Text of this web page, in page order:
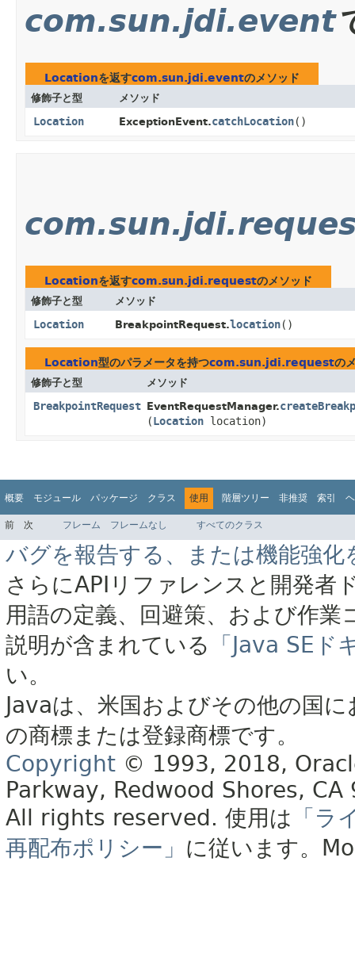
com.sun.jdi.event
Locationを返すcom.sun.jdi.eventのメソッド
修飾子と型 メソッド
Location ExceptionEvent.catchLocation()
Locationを返すcom.sun.jdi.requestのメソッド
修飾子と型 メソッド
Location BreakpointRequest.location()
Location型のパラメータを持つcom.sun.jdi.requestの
修飾子と型 メソッド
BreakpointRequest EventRequestManager.
(Location location)
概要 モジュール パッケージ クラス 使用 階層ツリー 非推奨 索引
前 次 フレーム フレームなし すべてのクラス
バグを報告する、または機能強化
さらにAPIリファレンスと開発者
用語の定義、回避策、および作
説明が含まれている
「Java SE
い。
Javaは、米国およびその他の国
の商標または登録商標です。
Copyright © 1993, 2018,
Parkway, Redwood Shores, CA
All rights reserved. 使用は 「ラ
再配布ポリシー」 に従います。